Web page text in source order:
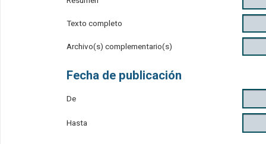
Texto completo
Archivo(s) complementario(s)
Fecha de publicación
De
Hasta